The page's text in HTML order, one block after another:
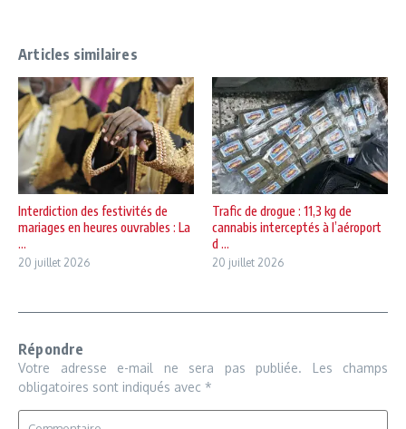
Articles similaires
Interdiction des festivités de
mariages en heures ouvrables : La
...
20 juillet 2026
Trafic de drogue : 11,3 kg de
cannabis interceptés à l’aéroport
d ...
20 juillet 2026
Répondre
Votre adresse e-mail ne sera pas publiée.
Les champs
obligatoires sont indiqués avec *